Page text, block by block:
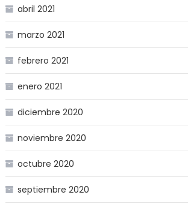
abril 2021
marzo 2021
febrero 2021
enero 2021
diciembre 2020
noviembre 2020
octubre 2020
septiembre 2020